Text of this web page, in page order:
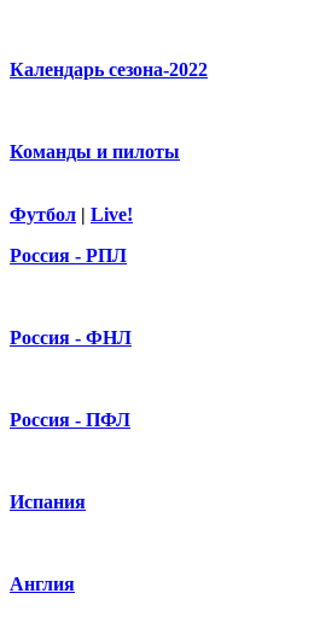
Календарь сезона-2022
Команды и пилоты
Футбол | Live!
Россия - РПЛ
Россия - ФНЛ
Россия - ПФЛ
Испания
Англия